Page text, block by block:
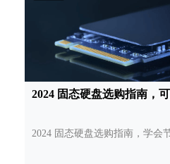
2024 固态硬盘选购指南，
2024 固态硬盘选购指南，学会